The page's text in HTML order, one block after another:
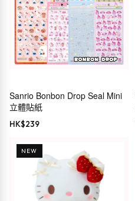
Sanrio Bonbon Drop Seal Mini
立體貼紙
HK$239
NEW